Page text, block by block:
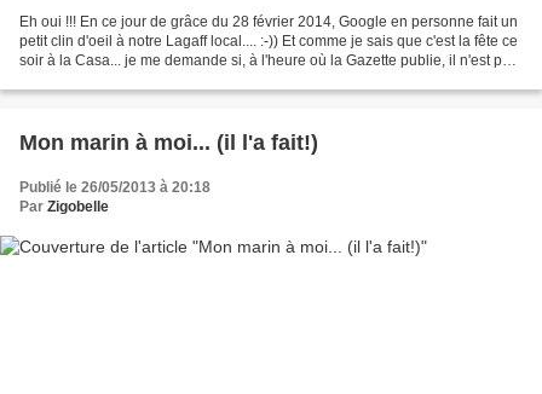
Eh oui !!! En ce jour de grâce du 28 février 2014, Google en personne fait un
petit clin d'oeil à notre Lagaff local.... :-)) Et comme je sais que c'est la fête ce
soir à la Casa... je me demande si, à l'heure où la Gazette publie, il n'est pas
Mon marin à moi... (il l'a fait!)
Publié le 26/05/2013 à 20:18
Par Zigobelle